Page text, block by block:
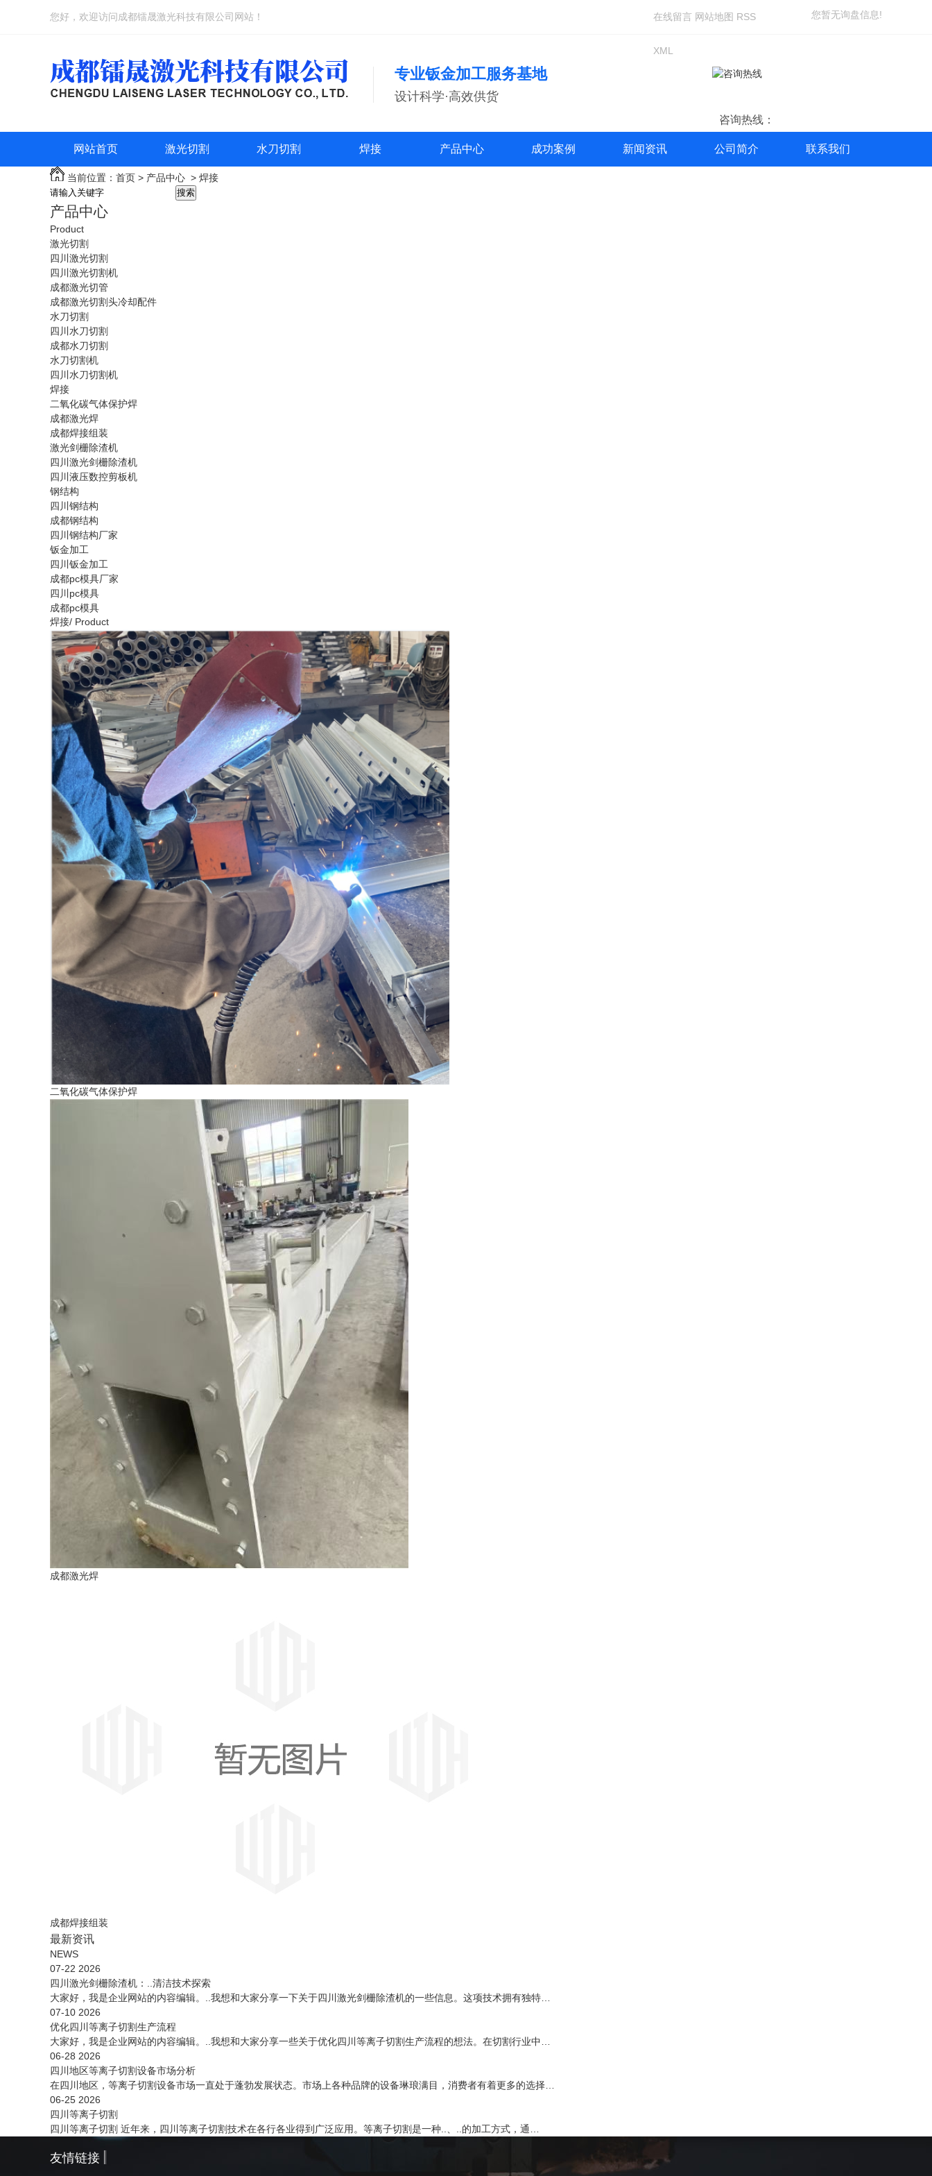
您好，欢迎访问成都镭晟激光科技有限公司网站！ 您暂无询盘信息!
在线留言 网站地图 RSS
XML
专业钣金加工服务基地
设计科学·高效供货
咨询热线：
网站首页 激光切割 水刀切割 焊接 产品中心 成功案例 新闻资讯 公司简介 联系我们
当前位置： 首页 > 产品中心 > 焊接
搜索
产品中心
Product
激光切割
四川激光切割
四川激光切割机
成都激光切管
成都激光切割头冷却配件
水刀切割
四川水刀切割
成都水刀切割
水刀切割机
四川水刀切割机
焊接
二氧化碳气体保护焊
成都激光焊
成都焊接组装
激光剑栅除渣机
四川激光剑栅除渣机
四川液压数控剪板机
钢结构
四川钢结构
成都钢结构
四川钢结构厂家
钣金加工
四川钣金加工
成都pc模具厂家
四川pc模具
成都pc模具
焊接/ Product
二氧化碳气体保护焊
成都激光焊
成都焊接组装
最新资讯
NEWS
07-22 2026
四川激光剑栅除渣机：..清洁技术探索
大家好，我是企业网站的内容编辑。..我想和大家分享一下关于四川激光剑栅除渣机的一些信息。这项技术拥有独特…
07-10 2026
优化四川等离子切割生产流程
大家好，我是企业网站的内容编辑。..我想和大家分享一些关于优化四川等离子切割生产流程的想法。在切割行业中…
06-28 2026
四川地区等离子切割设备市场分析
在四川地区，等离子切割设备市场一直处于蓬勃发展状态。市场上各种品牌的设备琳琅满目，消费者有着更多的选择…
06-25 2026
四川等离子切割
四川等离子切割 近年来，四川等离子切割技术在各行各业得到广泛应用。等离子切割是一种..、..的加工方式，通…
友情链接